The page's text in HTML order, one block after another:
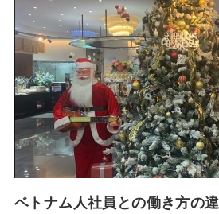
ベトナム人社員との働き方の